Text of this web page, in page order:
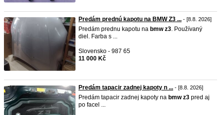
Predám prednú kapotu na BMW Z3 ... - [8.8. 2026]
Predám prednu kapotu na bmw z3. Používaný
diel. Farba s ...
Slovensko - 987 65
11 000 Kč
Predám tapacir zadnej kapoty n ... - [8.8. 2026]
Predám tapacir zadnej kapoty na bmw z3 pred aj
po facel ...